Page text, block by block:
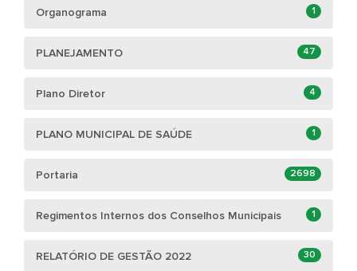
Organograma 1
PLANEJAMENTO 47
Plano Diretor 4
PLANO MUNICIPAL DE SAÚDE 1
Portaria 2698
Regimentos Internos dos Conselhos Municipais 1
RELATÓRIO DE GESTÃO 2022 30